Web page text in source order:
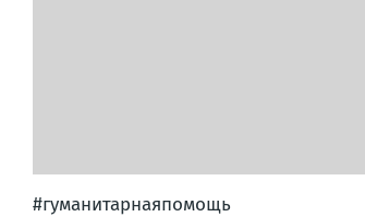
#гуманитарнаяпомощь